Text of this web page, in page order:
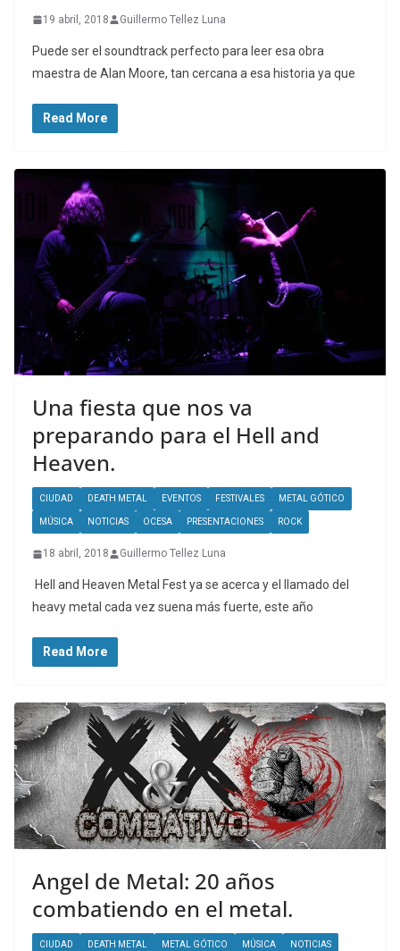
19 abril, 2018 Guillermo Tellez Luna
Puede ser el soundtrack perfecto para leer esa obra
maestra de Alan Moore, tan cercana a esa historia ya que
Read More
Una fiesta que nos va
preparando para el Hell and
Heaven.
CIUDAD DEATH METAL EVENTOS FESTIVALES METAL GÓTICO
MÚSICA NOTICIAS OCESA PRESENTACIONES ROCK
18 abril, 2018 Guillermo Tellez Luna
Hell and Heaven Metal Fest ya se acerca y el llamado del
heavy metal cada vez suena más fuerte, este año
Read More
Angel de Metal: 20 años
combatiendo en el metal.
CIUDAD DEATH METAL METAL GÓTICO MÚSICA NOTICIAS